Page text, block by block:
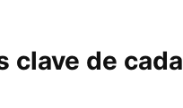
clave de cada